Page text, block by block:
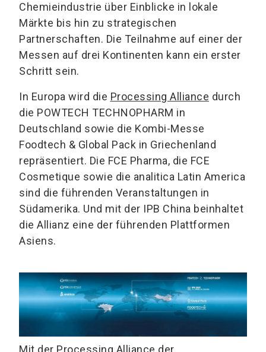
Chemieindustrie über Einblicke in lokale
Märkte bis hin zu strategischen
Partnerschaften. Die Teilnahme auf einer der
Messen auf drei Kontinenten kann ein erster
Schritt sein.
In Europa wird die Processing Alliance durch
die POWTECH TECHNOPHARM in
Deutschland sowie die Kombi-Messe
Foodtech & Global Pack in Griechenland
repräsentiert. Die FCE Pharma, die FCE
Cosmetique sowie die analitica Latin America
sind die führenden Veranstaltungen in
Südamerika. Und mit der IPB China beinhaltet
die Allianz eine der führenden Plattformen
Asiens.
Mit der Processing Alliance der